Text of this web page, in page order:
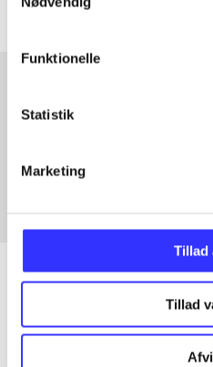
Funktionelle
Statistik
Marketing
Tillad
Tillad
Artikler med samme
Artikler
Alle registrerede artikler